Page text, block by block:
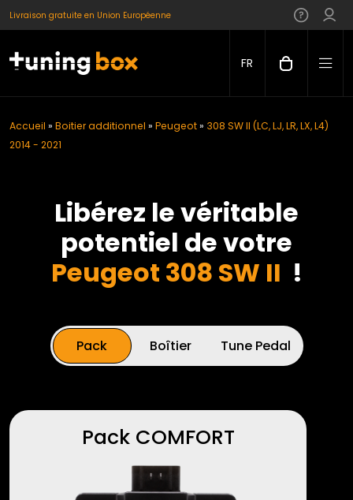
Livraison gratuite en Union Européenne
FR
Accueil » Boitier additionnel » Peugeot» 308 SW II (LC, LJ, LR, LX, L4)
2014 - 2021
Libérez le véritable
potentiel de votre
Peugeot 308 SW II !
Pack Boîtier Tune Pedal
Pack COMFORT